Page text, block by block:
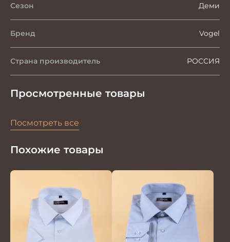
Сезон Деми
Бренд Vogel
Страна производитель РОССИЯ
Просмотренные товары
Посмотреть все
Похожие товары